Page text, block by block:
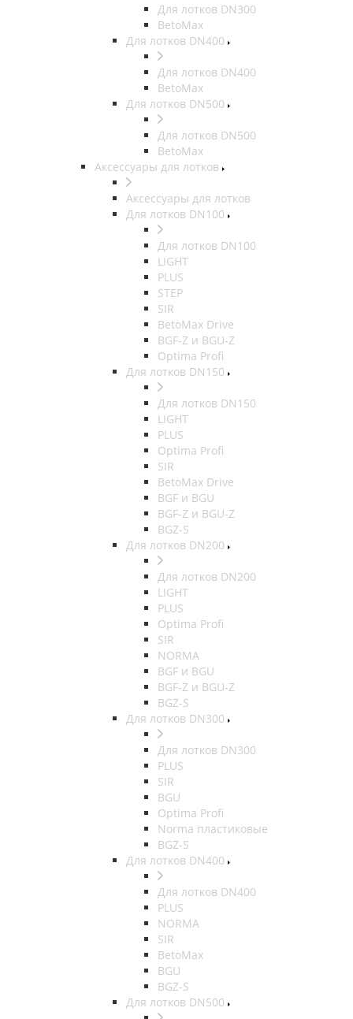
Для лотков DN300
BetoMax
Для лотков DN400
Для лотков DN400
BetoMax
Для лотков DN500
Для лотков DN500
BetoMax
Аксессуары для лотков
Аксессуары для лотков
Для лотков DN100
Для лотков DN100
LIGHT
PLUS
STEP
SIR
BetoMax Drive
BGF-Z и BGU-Z
Optima Profi
Для лотков DN150
Для лотков DN150
LIGHT
PLUS
Optima Profi
SIR
BetoMax Drive
BGF и BGU
BGF-Z и BGU-Z
BGZ-S
Для лотков DN200
Для лотков DN200
LIGHT
PLUS
Optima Profi
SIR
NORMA
BGF и BGU
BGF-Z и BGU-Z
BGZ-S
Для лотков DN300
Для лотков DN300
PLUS
SIR
BGU
Optima Profi
Norma пластиковые
BGZ-S
Для лотков DN400
Для лотков DN400
PLUS
NORMA
SIR
BetoMax
BGU
BGZ-S
Для лотков DN500